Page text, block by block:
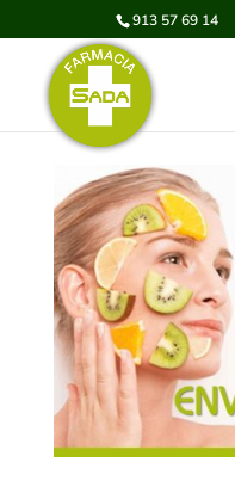
913 57 69 14